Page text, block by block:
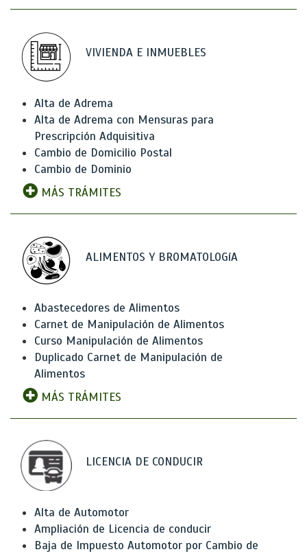
VIVIENDA E INMUEBLES
Alta de Adrema
Alta de Adrema con Mensuras para
Prescripción Adquisitiva
Cambio de Domicilio Postal
Cambio de Dominio
MÁS TRÁMITES
ALIMENTOS Y BROMATOLOGíA
Abastecedores de Alimentos
Carnet de Manipulación de Alimentos
Curso Manipulación de Alimentos
Duplicado Carnet de Manipulación de
Alimentos
MÁS TRÁMITES
LICENCIA DE CONDUCIR
Alta de Automotor
Ampliación de Licencia de conducir
Baja de Impuesto Automotor por Cambio de